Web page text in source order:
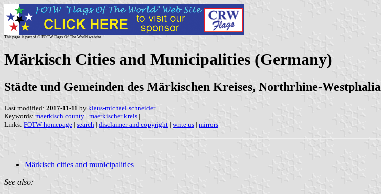
This page is part of © FOTW Flags Of The World website
Märkisch Cities and Municipalities (Germany)
Städte und Gemeinden des Märkischen Kreises, Northrhine-Westphalia
Last modified: 2017-11-11 by klaus-michael schneider
Keywords: maerkisch county | maerkischer kreis |
Links: FOTW homepage | search | disclaimer and copyright | write us | mirrors
Märkisch cities and municipalities
See also: